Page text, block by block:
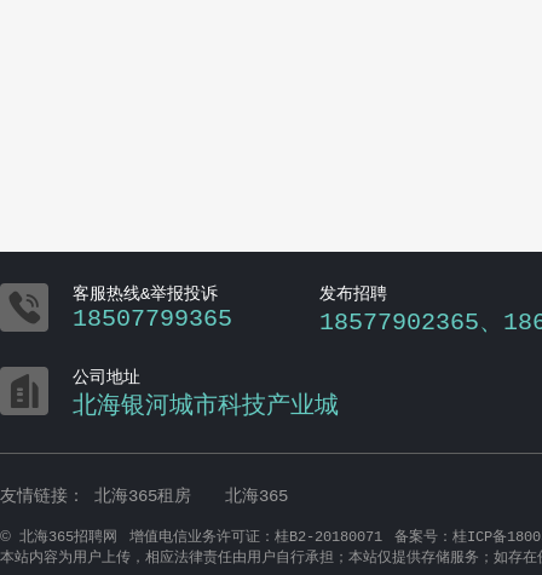
 客服热线&举报投诉
18507799365
发布招聘
18577902365、
 公司地址
北海银河城市科技产业城
友情链接： 北海365租房 北海365
© 北海365招聘网 增值电信业务许可证：桂B2-20180071
备案号：桂ICP备
本站内容为用户上传，相应法律责任由用户自行承担；本站仅提供存储服务；如存